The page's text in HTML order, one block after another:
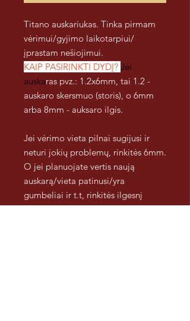
Titano auskariukas. Tinka pirmam
vėrimui/gyjimo laikotarpiui/
įprastam nešiojimui.
KAIP PASIRINKTI DYDĮ? Jei
auskaras pvz.: 1.2x6mm, tai 1.2 -
auskaro skersmuo (storis), o 6mm
arba 8mm - auksaro ilgis.
Jei vėrimo vieta pilnai sugijusi ir
neturi jokių problemų, rinkitės 6mm.
O jei planuojate vertis naują
auskarą/vieta patinusi/yra
gumbeliai ir t.t, rinkitės ilgesnį
auskaro kotelį pvz.: 8mm. Jei